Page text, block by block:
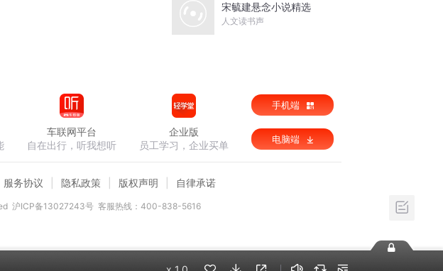
宋毓建悬念小说精选
人文读书声
车联网平台
自在出行，听我想听
企业版
员工学习，企业买单
手机端
电脑端
服务协议 隐私政策 版权声明 自律承诺
沪ICP备13027243号 客服热线：400-838-5616